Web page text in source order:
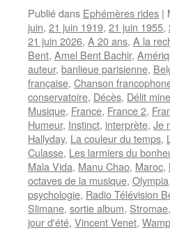
Publié dans Ephémères rides |
juin, 21 juin 1919, 21 juin 1955,
21 juin 2026, A 20 ans, A la
Bent, Amel Bent Bachir,
auteur, banlieue parisienne,
française, Chanson
conservatoire, Décès, Délit
Musique, France, France 2,
Humeur, Instinct, interprète, Je
Hallyday, La couleur du temps,
Culasse, Les larmiers du
Mala Vida, Manu Chao, Maroc,
octaves de la musique, Olympia,
psychologie, Radio Télévision
Slimane, sortie album, Stromae,
jour d'été, Vincent Venet,